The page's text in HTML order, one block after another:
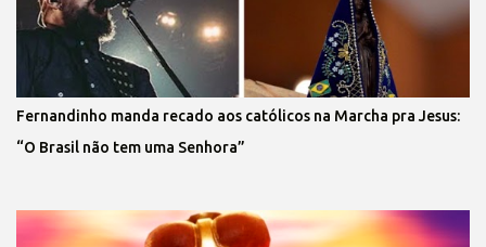
Fernandinho manda recado aos católicos na Marcha pra Jesus:
“O Brasil não tem uma Senhora”